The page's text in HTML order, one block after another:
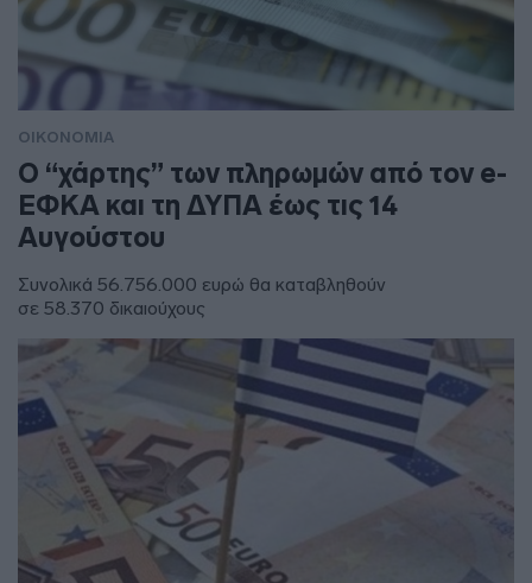
ΟΙΚΟΝΟΜΙΑ
Ο “χάρτης” των πληρωμών από τον e-
ΕΦΚΑ και τη ΔΥΠΑ έως τις 14
Αυγούστου
Συνολικά 56.756.000 ευρώ θα καταβληθούν
σε 58.370 δικαιούχους